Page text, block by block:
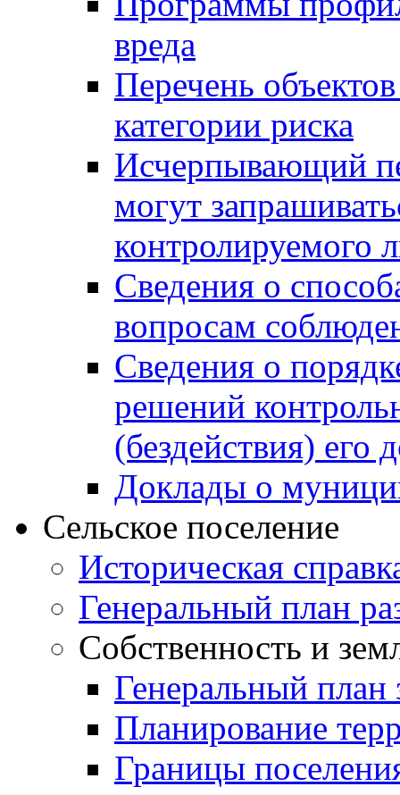
вреда
Перечень
категории риска
Исчерпывающий
могут
контролируемого
Сведения о
вопросам
Сведения о
решений
(бездействия)
Доклады о
Сельское поселение
Историческая
Генеральный план
Собственность и
Генеральный план
Планирование
Границы